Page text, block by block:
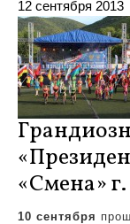
12 сентября 2013
«Смена»
10 сентября